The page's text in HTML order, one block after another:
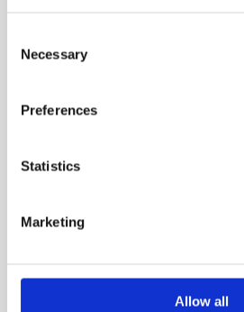
Selection
Necessary
Preferences
Statistics
Marketing
Allow all
CTX-600 Anticalcare